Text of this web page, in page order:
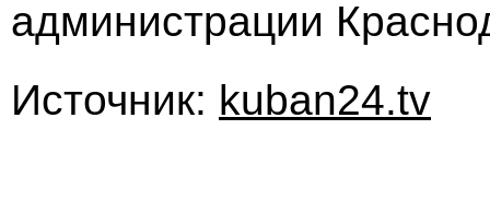
администрации
Источник: kuban24.tv